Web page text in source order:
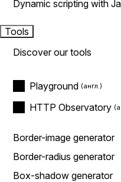
Dynamic scripting with
Tools
Discover our tools
Playground
HTTP Observatory
Border-image generator
Border-radius generator
Box-shadow generator